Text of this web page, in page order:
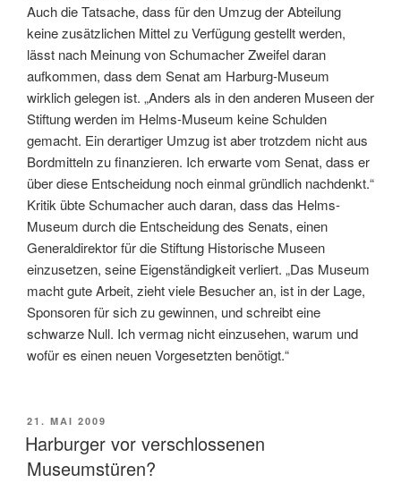
Auch die Tatsache, dass für den Umzug der Abteilung
keine zusätzlichen Mittel zu Verfügung gestellt werden,
lässt nach Meinung von Schumacher Zweifel daran
aufkommen, dass dem Senat am Harburg-Museum
wirklich gelegen ist. „Anders als in den anderen Museen der
Stiftung werden im Helms-Museum keine Schulden
gemacht. Ein derartiger Umzug ist aber trotzdem nicht aus
Bordmitteln zu finanzieren. Ich erwarte vom Senat, dass er
über diese Entscheidung noch einmal gründlich nachdenkt.“
Kritik übte Schumacher auch daran, dass das Helms-
Museum durch die Entscheidung des Senats, einen
Generaldirektor für die Stiftung Historische Museen
einzusetzen, seine Eigenständigkeit verliert. „Das Museum
macht gute Arbeit, zieht viele Besucher an, ist in der Lage,
Sponsoren für sich zu gewinnen, und schreibt eine
schwarze Null. Ich vermag nicht einzusehen, warum und
wofür es einen neuen Vorgesetzten benötigt.“
VERÖFFENTLICHT
AM
21. MAI 2009
Harburger vor verschlossenen
Museumstüren?